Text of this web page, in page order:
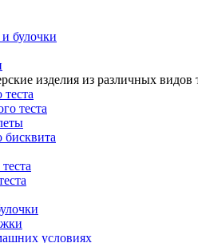
булочки
изделия из различных видов
теста
бисквита
условиях